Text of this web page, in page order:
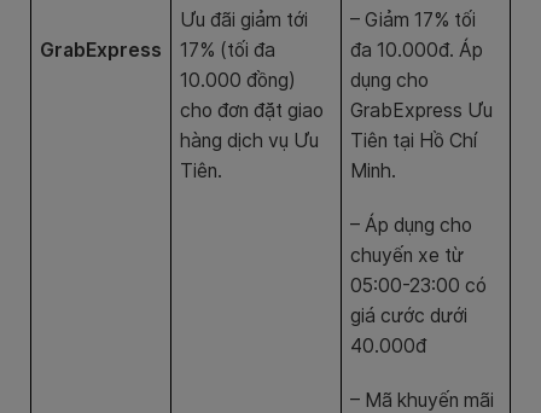
GrabExpress
Ưu đãi giảm tới
17% (tối đa
10.000 đồng)
cho đơn đặt giao
hàng dịch vụ Ưu
Tiên.
– Giảm 17% tối
đa 10.000đ. Áp
dụng cho
GrabExpress Ưu
Tiên tại Hồ Chí
Minh.
– Áp dụng cho
chuyến xe từ
05:00-23:00 có
giá cước dưới
40.000đ
– Mã khuyến mãi